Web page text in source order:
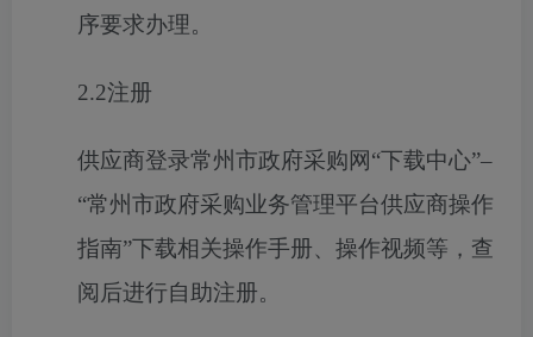
序要求办理。
2.2注册
供应商登录常州市政府采购网 “下载中心”–
“常州市政府采购业务管理平台供应商操作
指南”下载相关操作手册、操作视频等，查
阅后进行自助注册。